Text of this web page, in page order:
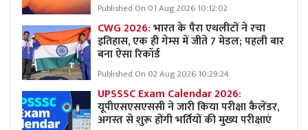
Published On 01 Aug 2026 10:12:02
CWG 2026:भारत के पैरा एथलीटों ने रचा
इतिहास, एक ही गेम्स में जीते 7 मेडल; पहली बार
बना ऐसा रिकॉर्ड
Published On 02 Aug 2026 10:29:24
UPSSSC Exam Calendar 2026:
यूपीएसएसएससी ने जारी किया परीक्षा कैलेंडर,
अगस्त से शुरू होंगी भर्तियों की मुख्य परीक्षाएं